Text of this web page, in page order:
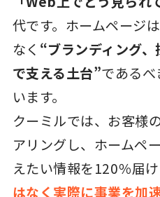
代です。ホームページ
なく “ブランディング
で支える土台”である
います。
クーミルでは、お客様
アリングし、ホームペ
えたい情報を120％届け
はなく実際に事業を加